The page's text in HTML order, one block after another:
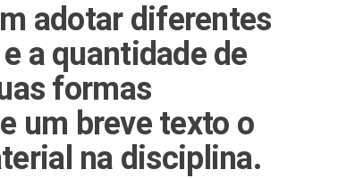
adotar diferentes
a quantidade de
formas
um breve texto o
na disciplina.